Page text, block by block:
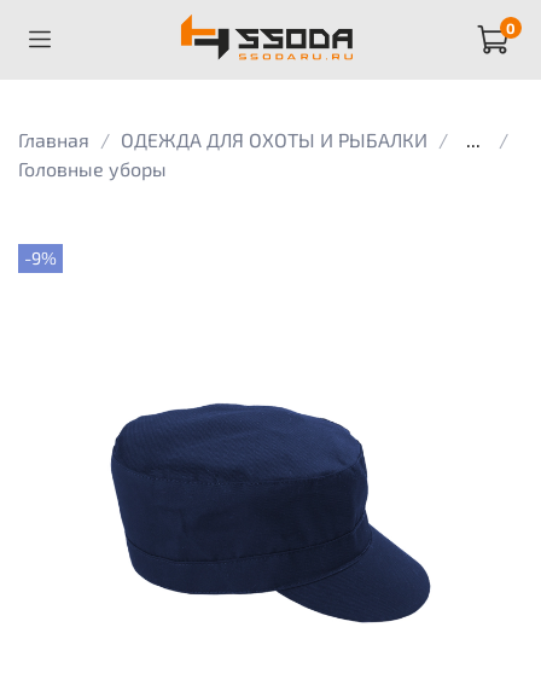
0
Главная ОДЕЖДА ДЛЯ ОХОТЫ И РЫБАЛКИ
...
Головные уборы
-9%